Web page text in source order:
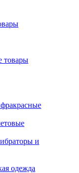
товары
и
одежда